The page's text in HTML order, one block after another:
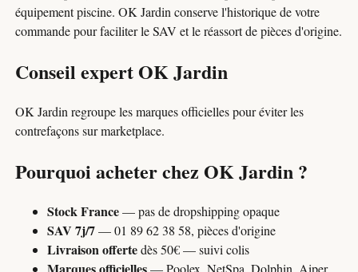
équipement piscine. OK Jardin conserve l'historique de votre
commande pour faciliter le SAV et le réassort de pièces d'origine.
Conseil expert OK Jardin
OK Jardin regroupe les marques officielles pour éviter les
contrefaçons sur marketplace.
Pourquoi acheter chez OK Jardin ?
Stock France— pas de dropshipping opaque
SAV 7j/7— 01 89 62 38 58, pièces d'origine
Livraison offertedès 50€ — suivi colis
Marques officielles— Poolex, NetSpa, Dolphin, Aiper,